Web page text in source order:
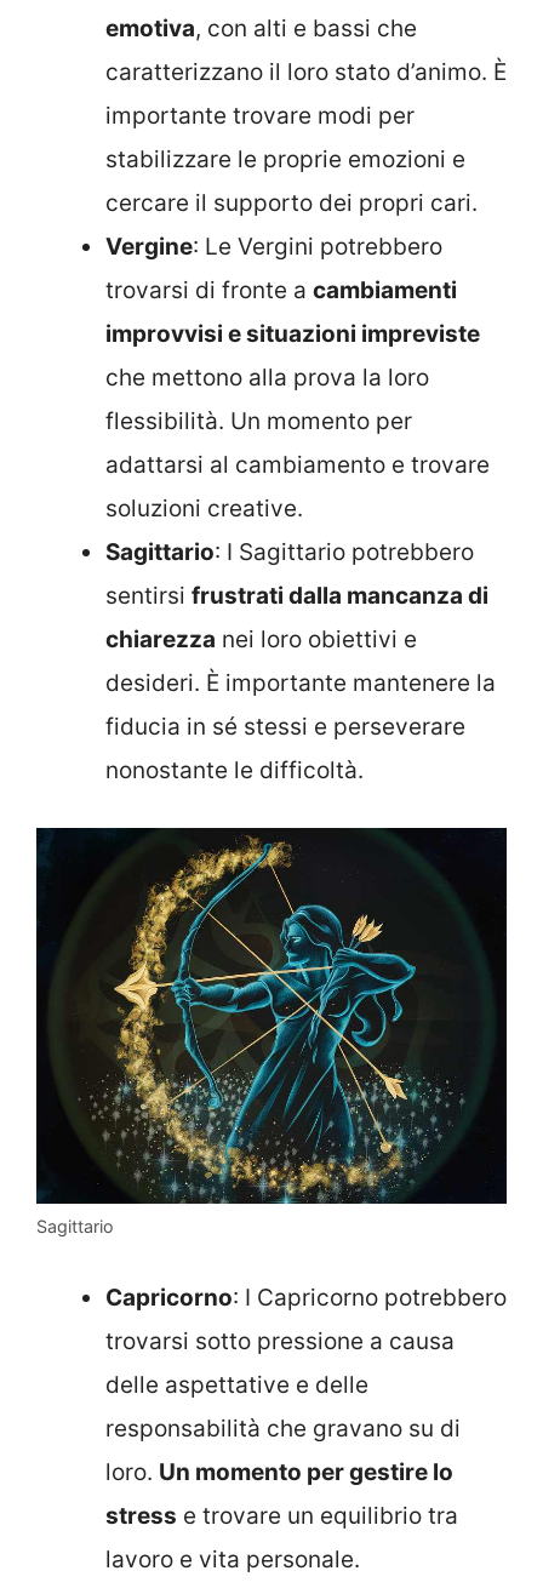
emotiva, con alti e bassi che
caratterizzano il loro stato d’animo. È
importante trovare modi per
stabilizzare le proprie emozioni e
cercare il supporto dei propri cari.
Vergine: Le Vergini potrebbero
trovarsi di fronte a cambiamenti
improvvisi e situazioni impreviste
che mettono alla prova la loro
flessibilità. Un momento per
adattarsi al cambiamento e trovare
soluzioni creative.
Sagittario: I Sagittario potrebbero
sentirsi frustrati dalla mancanza di
chiarezza nei loro obiettivi e
desideri. È importante mantenere la
fiducia in sé stessi e perseverare
nonostante le difficoltà.
Sagittario
Capricorno: I Capricorno potrebbero
trovarsi sotto pressione a causa
delle aspettative e delle
responsabilità che gravano su di
loro. Un momento per gestire lo
stress e trovare un equilibrio tra
lavoro e vita personale.